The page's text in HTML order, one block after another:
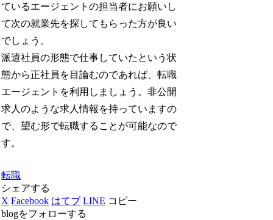
ているエージェントの担当者にお願いし
て次の就業先を探してもらった方が良い
でしょう。
派遣社員の形態で仕事していたという状
態から正社員を目論むのであれば、転職
エージェントを利用しましょう。非公開
求人のような求人情報を持っていますの
で、望む形で転職することが可能なので
す。
転職
シェアする
X Facebook はてブ LINE コピー
blogをフォローする